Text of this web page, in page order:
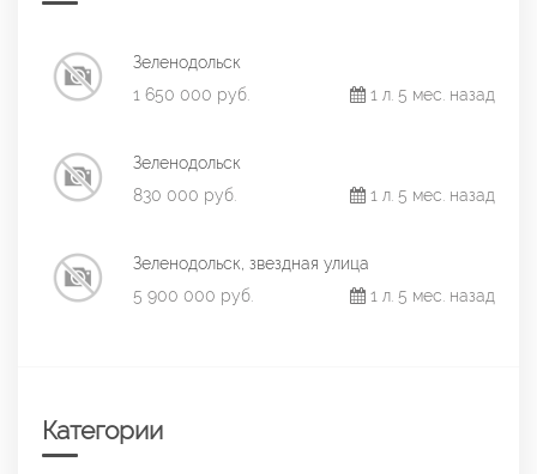
Зеленодольск
1 650 000 руб.
1 л. 5 мес. назад
Зеленодольск
830 000 руб.
1 л. 5 мес. назад
Зеленодольск, звездная улица
5 900 000 руб.
1 л. 5 мес. назад
Категории